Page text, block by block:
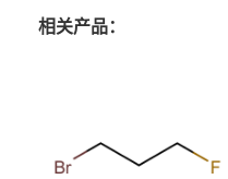
相关产品：